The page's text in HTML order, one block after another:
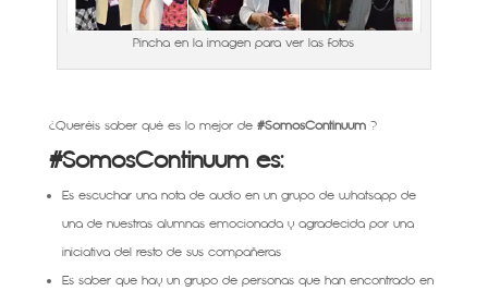
Pincha en la imagen para ver las fotos
¿Queréis saber qué es lo mejor de#SomosContinuum?
#SomosContinuum es:
Es escuchar una nota de audio en un grupo de whatsapp de
una de nuestras alumnas emocionada y agradecida por una
iniciativa del resto de sus compañeras
Es saber que hay un grupo de personas que han encontrado en